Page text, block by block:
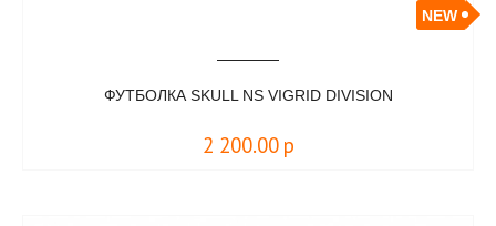
NEW
ФУТБОЛКА SKULL NS VIGRID DIVISION
2 200.00 р